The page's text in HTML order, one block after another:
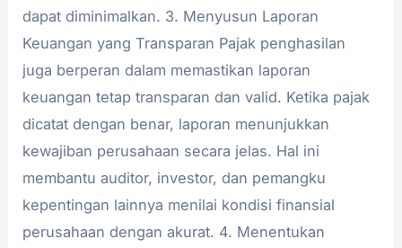
dapat diminimalkan. 3. Menyusun Laporan
Keuangan yang Transparan Pajak penghasilan
juga berperan dalam memastikan laporan
keuangan tetap transparan dan valid. Ketika pajak
dicatat dengan benar, laporan menunjukkan
kewajiban perusahaan secara jelas. Hal ini
membantu auditor, investor, dan pemangku
kepentingan lainnya menilai kondisi finansial
perusahaan dengan akurat. 4. Menentukan